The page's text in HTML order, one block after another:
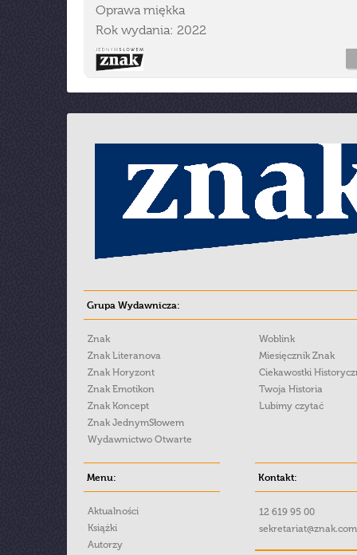
Oprawa miękka
Rok wydania: 2022
Grupa Wydawnicza:
Znak
Znak Literanova
Znak Horyzont
Znak Emotikon
Znak Koncept
Znak JednymSłowem
Wydawnictwo Otwarte
Woblink
Miesięcznik Znak
Ciekawostki
Twoja Historia
Lubimy czytać
Menu:
Aktualności
Książki
Autorzy
Kontakt:
12 619 95 00